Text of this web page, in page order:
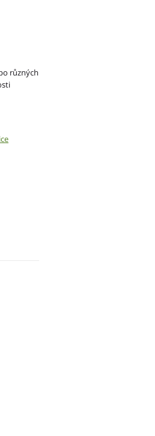
různých